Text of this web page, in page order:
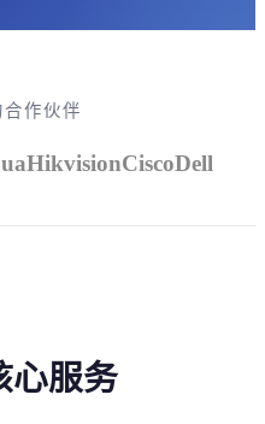
作伙伴
HikvisionCiscoDell
心服务